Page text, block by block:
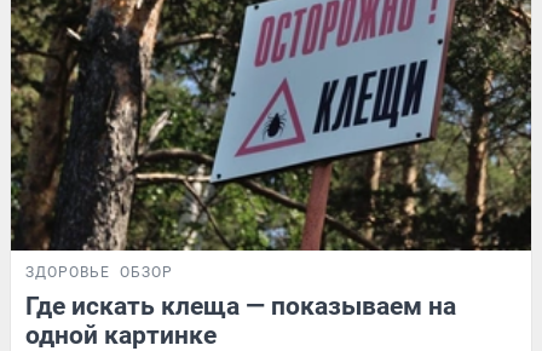
ЗДОРОВЬЕ ОБЗОР
Где искать клеща — показываем на
одной картинке